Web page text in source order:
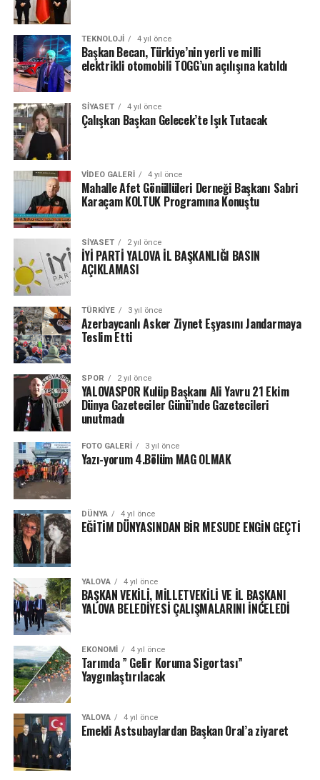
TEKNOLOJI 4 yıl önce
Başkan Becan, Türkiye’nin yerli ve milli
elektrikli otomobili TOGG’un açılışına katıldı
SIYASET 4 yıl önce
Çalışkan Başkan Gelecek’te Işık Tutacak
VIDEO GALERI 4 yıl önce
Mahalle Afet Gönüllüleri Derneği Başkanı Sabri
Karaçam KOLTUK Programına Konuştu
SIYASET 2 yıl önce
İYİ PARTİ YALOVA İL BAŞKANLIĞI BASIN
AÇIKLAMASI
TÜRKIYE 3 yıl önce
Azerbaycanlı Asker Ziynet Eşyasını Jandarmaya
Teslim Etti
SPOR 2 yıl önce
YALOVASPOR Kulüp Başkanı Ali Yavru 21 Ekim
Dünya Gazeteciler Günü’nde Gazetecileri
unutmadı
FOTO GALERI 3 yıl önce
Yazı-yorum 4.Bölüm MAG OLMAK
DÜNYA 4 yıl önce
EĞİTİM DÜNYASINDAN BİR MESUDE ENGİN GEÇTİ
YALOVA 4 yıl önce
BAŞKAN VEKİLİ, MİLLETVEKİLİ VE İL BAŞKANI
YALOVA BELEDİYESİ ÇALIŞMALARINI İNCELEDİ
EKONOMI 4 yıl önce
Tarımda ” Gelir Koruma Sigortası”
Yaygınlaştırılacak
YALOVA 4 yıl önce
Emekli Astsubaylardan Başkan Oral’a ziyaret